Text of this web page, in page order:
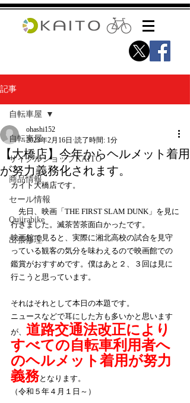
記事
自転車屋
サイクルショップKAITO
商品情報
セール情報
Qujirabike
出張修理
自転車屋
【大橋店】今年からヘルメット着用
が努力義務化されます。
ohashi152
2023年2月16日 読了時間: 1分
カイト大橋店です。
先日、映画「THE FIRST SLAM DUNK」を見に
行きました。滅茶苦茶面白かったです。
映画館で見ると、実際に湘北高校の試合を見守
っている観客の気分を味わえるので映画館での
鑑賞がおすすめです。僕はあと２、３回は見に
行こうと思っています。
それはそれとして本日の本題です。
ニュースなどで耳にした方も多いかと思います
が、 道路交通法改正により
すべての自転車利用者へ
のヘルメット着用が努力
義務となります。
（令和５年４月１日～）